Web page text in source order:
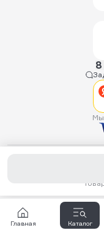
Мы
самокатов, запчастей
Главная Каталог